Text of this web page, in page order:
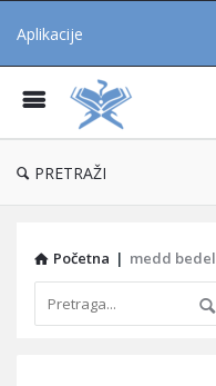
Aplikacije
PRETRAŽI
Početna | medd bedel